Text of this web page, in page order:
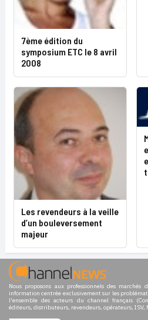
7ème édition du
symposium ETC le 8 avril
2008
Les revendeurs à la veille
d’un bouleversement
majeur
Nous proposons aux professionnels des
information centrée exclusivement sur les
l'ensemble des acteurs du channel français
éditeurs, distributeurs, revendeurs, opérateurs, ISV,